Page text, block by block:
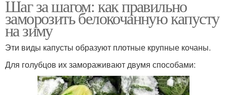
Шаг за шагом: как правильно
заморозить белокочанную капусту
на зиму
Эти виды капусты образуют плотные крупные кочаны.
Для голубцов их замораживают двумя способами: